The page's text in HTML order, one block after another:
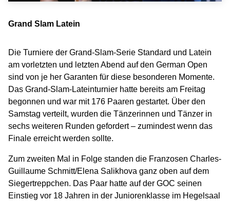
Grand Slam Latein
Die Turniere der Grand-Slam-Serie Standard und Latein
am vorletzten und letzten Abend auf den German Open
sind von je her Garanten für diese besonderen Momente.
Das Grand-Slam-Lateinturnier hatte bereits am Freitag
begonnen und war mit 176 Paaren gestartet. Über den
Samstag verteilt, wurden die Tänzerinnen und Tänzer in
sechs weiteren Runden gefordert – zumindest wenn das
Finale erreicht werden sollte.
Zum zweiten Mal in Folge standen die Franzosen Charles-
Guillaume Schmitt/Elena Salikhova ganz oben auf dem
Siegertreppchen. Das Paar hatte auf der GOC seinen
Einstieg vor 18 Jahren in der Juniorenklasse im Hegelsaal